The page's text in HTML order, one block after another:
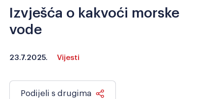
Razmak redova Veliki kursor
Izvješća o kakvoći morske
vode
23.7.2025. Vijesti
Podijeli s drugima